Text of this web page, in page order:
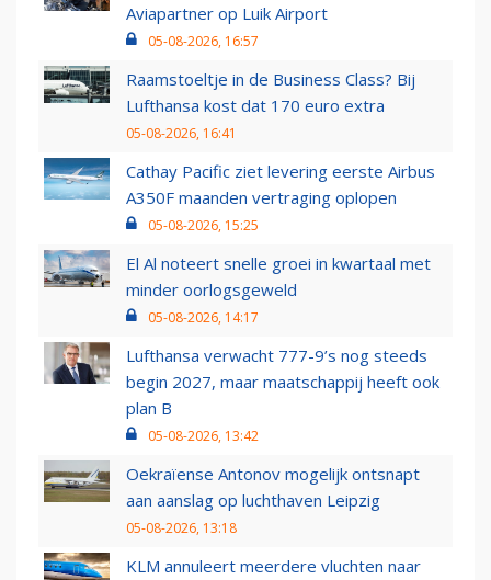
Aviapartner op Luik Airport
05-08-2026, 16:57
Raamstoeltje in de Business Class? Bij
Lufthansa kost dat 170 euro extra
05-08-2026, 16:41
Cathay Pacific ziet levering eerste Airbus
A350F maanden vertraging oplopen
05-08-2026, 15:25
El Al noteert snelle groei in kwartaal met
minder oorlogsgeweld
05-08-2026, 14:17
Lufthansa verwacht 777-9’s nog steeds
begin 2027, maar maatschappij heeft ook
plan B
05-08-2026, 13:42
Oekraïense Antonov mogelijk ontsnapt
aan aanslag op luchthaven Leipzig
05-08-2026, 13:18
KLM annuleert meerdere vluchten naar